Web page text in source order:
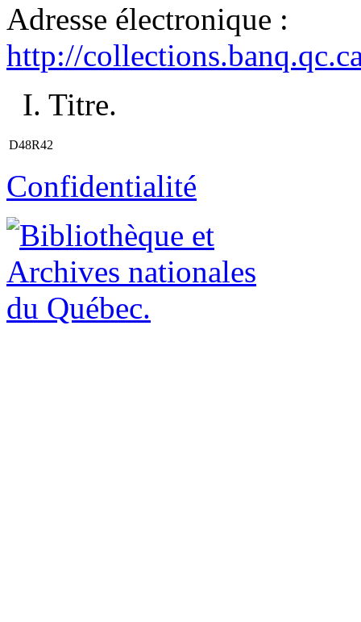
Adresse électronique :
http://
I. Titre.
D48R42
Confidentialité